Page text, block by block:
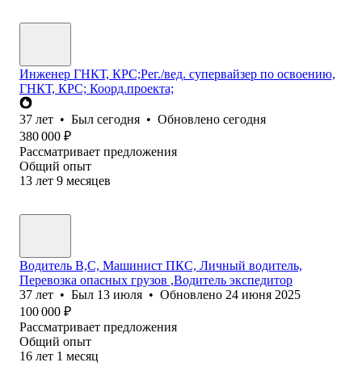
Инженер ГНКТ, КРС;Рег./вед. супервайзер по освоению,
ГНКТ, КРС; Коорд.проекта;
37 лет • Был сегодня • Обновлено сегодня
380 000 ₽
Рассматривает предложения
Общий опыт
13 лет 9 месяцев
Водитель В,С, Машинист ПКС, Личный водитель,
Перевозка опасных грузов ,Водитель экспедитор
37 лет • Был 13 июля • Обновлено 24 июня 2025
100 000 ₽
Рассматривает предложения
Общий опыт
16 лет 1 месяц